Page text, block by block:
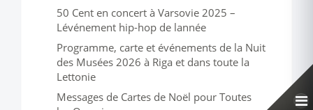
50 Cent en concert à Varsovie 2025 –
Lévénement hip-hop de lannée
Programme, carte et événements de la Nuit
des Musées 2026 à Riga et dans toute la
Lettonie
Messages de Cartes de Noël pour Toutes